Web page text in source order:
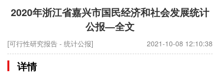
2020年浙江省嘉兴市国民经济和社会发展统计
公报—全文
[可行性研究报告 - 统计公报] 2021-10-08 12:10:38
详情